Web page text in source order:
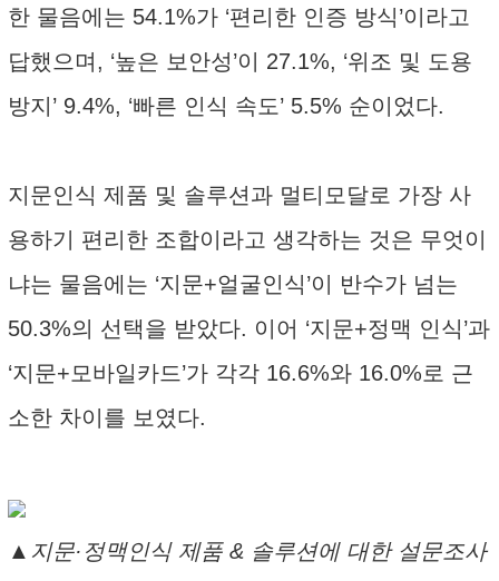
한 물음에는 54.1%가 ‘편리한 인증 방식’이라고
답했으며, ‘높은 보안성’이 27.1%, ‘위조 및 도용
방지’ 9.4%, ‘빠른 인식 속도’ 5.5% 순이었다.
지문인식 제품 및 솔루션과 멀티모달로 가장 사
용하기 편리한 조합이라고 생각하는 것은 무엇이
냐는 물음에는 ‘지문+얼굴인식’이 반수가 넘는
50.3%의 선택을 받았다. 이어 ‘지문+정맥 인식’과
‘지문+모바일카드’가 각각 16.6%와 16.0%로 근
소한 차이를 보였다.
▲지문·정맥인식 제품 & 솔루션에 대한 설문조사